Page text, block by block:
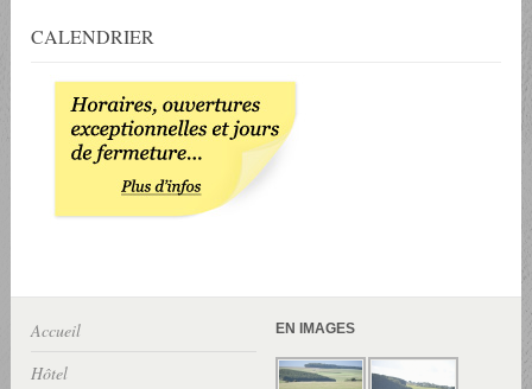
CALENDRIER
Accueil
Hôtel
EN IMAGES